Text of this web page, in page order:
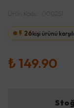
Ürün Kodu : 000251
26kişi ürünü
₺ 149.90